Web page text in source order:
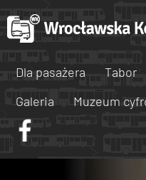
Dla pasażera Tabor
Galeria
Muzeum